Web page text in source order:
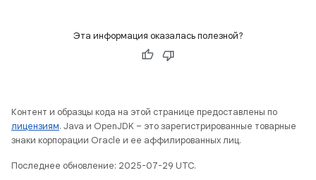
Эта информация оказалась полезной?
Контент и образцы кода на этой странице предоставлены по
лицензиям. Java и OpenJDK – это зарегистрированные товарные
знаки корпорации Oracle и ее аффилированных лиц.
Последнее обновление: 2025-07-29 UTC.